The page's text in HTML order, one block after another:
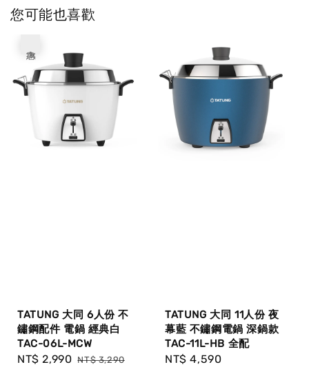
您可能也喜歡
TATUNG 大同 6人份 不
鏽鋼配件 電鍋 經典白
TAC-06L-MCW
Sale
NT$ 2,990 Regular
NT$ 3,290
TATUNG 大同 11人份 夜
幕藍 不鏽鋼電鍋 深鍋款
TAC-11L-HB 全配
Regular
NT$ 4,590